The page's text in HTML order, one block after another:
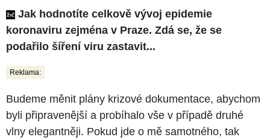
Jak hodnotíte celkově vývoj epidemie
koronaviru zejména v Praze. Zdá se, že se
podařilo šíření viru zastavit...
Reklama:
Budeme měnit plány krizové dokumentace, abychom
byli připravenější a probíhalo vše v případě druhé
vlny elegantněji. Pokud jde o mě samotného, tak